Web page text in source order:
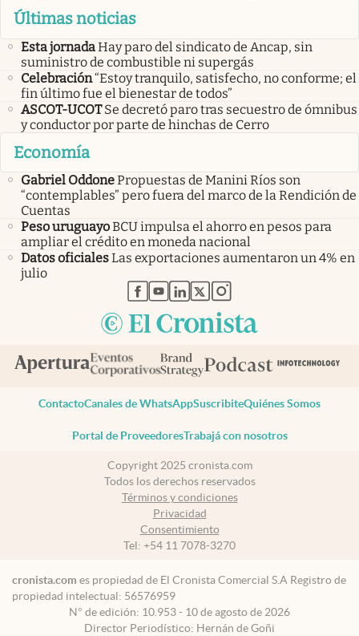
Últimas noticias
Esta jornadaHay paro del sindicato de Ancap, sin
suministro de combustible ni supergás
Celebración“Estoy tranquilo, satisfecho, no conforme; el
fin último fue el bienestar de todos”
ASCOT-UCOT Se decretó paro tras secuestro de ómnibus
y conductor por parte de hinchas de Cerro
Economía
Gabriel OddonePropuestas de Manini Ríos son
“contemplables” pero fuera del marco de la Rendición de
Cuentas
Peso uruguayoBCU impulsa el ahorro en pesos para
ampliar el crédito en moneda nacional
Datos oficialesLas exportaciones aumentaron un 4% en
julio
abre en nueva pestaña
abre en nueva pestaña
abre en nueva pestaña
abre en nueva pestaña
abre en nueva pestaña
ContactoCanales de WhatsAppSuscribiteQuiénes Somos
Portal de ProveedoresTrabajá con nosotros
Copyright 2025 cronista.com
Todos los derechos reservados
Términos y condiciones
Privacidad
Consentimiento
Tel: +54 11 7078-3270
cronista.com es propiedad de El Cronista Comercial S.A Registro de
propiedad intelectual: 56576959
N° de edición: 10.953 - 10 de agosto de 2026
Director Periodístico: Hernán de Goñi